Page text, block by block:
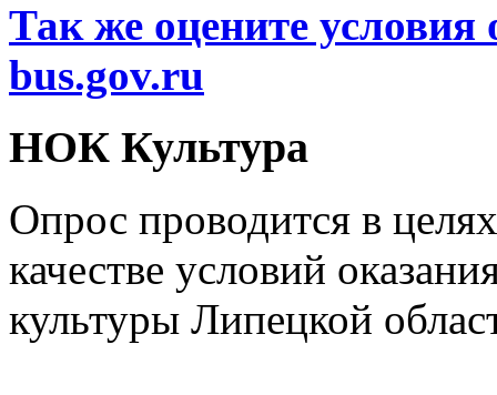
Так же оцените условия
bus.gov.ru
НОК Культура
Опрос проводится в
качестве условий
культуры Липецкой